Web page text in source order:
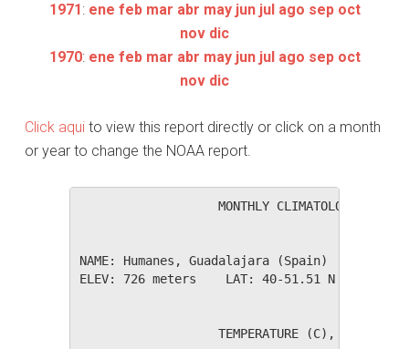
1971: ene feb mar abr may jun jul ago sep oct
nov dic
1970: ene feb mar abr may jun jul ago sep oct
nov dic
Click aquito view this report directly or click on a month
or year to change the NOAA report.
MONTHLY CLIMATOLOGICAL
NAME: Humanes, Guadalajara
ELEV: 726 meters    LAT: 40-51.51 N    LONG:
TEMPERATURE (C), RAIN